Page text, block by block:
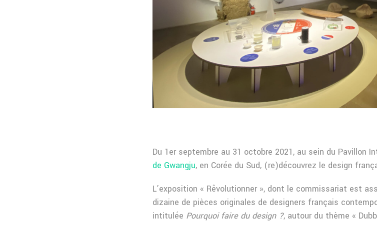
Du 1er septembre au 31 octobre 2021, au sein du Pavillon
de Gwangju, en Corée du Sud, (re)découvrez le design
L’exposition « Rêvolutionner », dont le commissariat est
dizaine de pièces originales de designers français
intitulée Pourquoi faire du design ?, autour du thème «